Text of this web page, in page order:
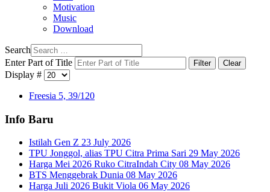
Motivation
Music
Download
Search
Enter Part of Title
Filter Clear
Display #
Freesia 5, 39/120
Info Baru
Istilah Gen Z 23 July 2026
TPU Jonggol, alias TPU Citra Prima Sari 29 May 2026
Harga Mei 2026 Ruko CitraIndah City 08 May 2026
BTS Menggebrak Dunia 08 May 2026
Harga Juli 2026 Bukit Viola 06 May 2026